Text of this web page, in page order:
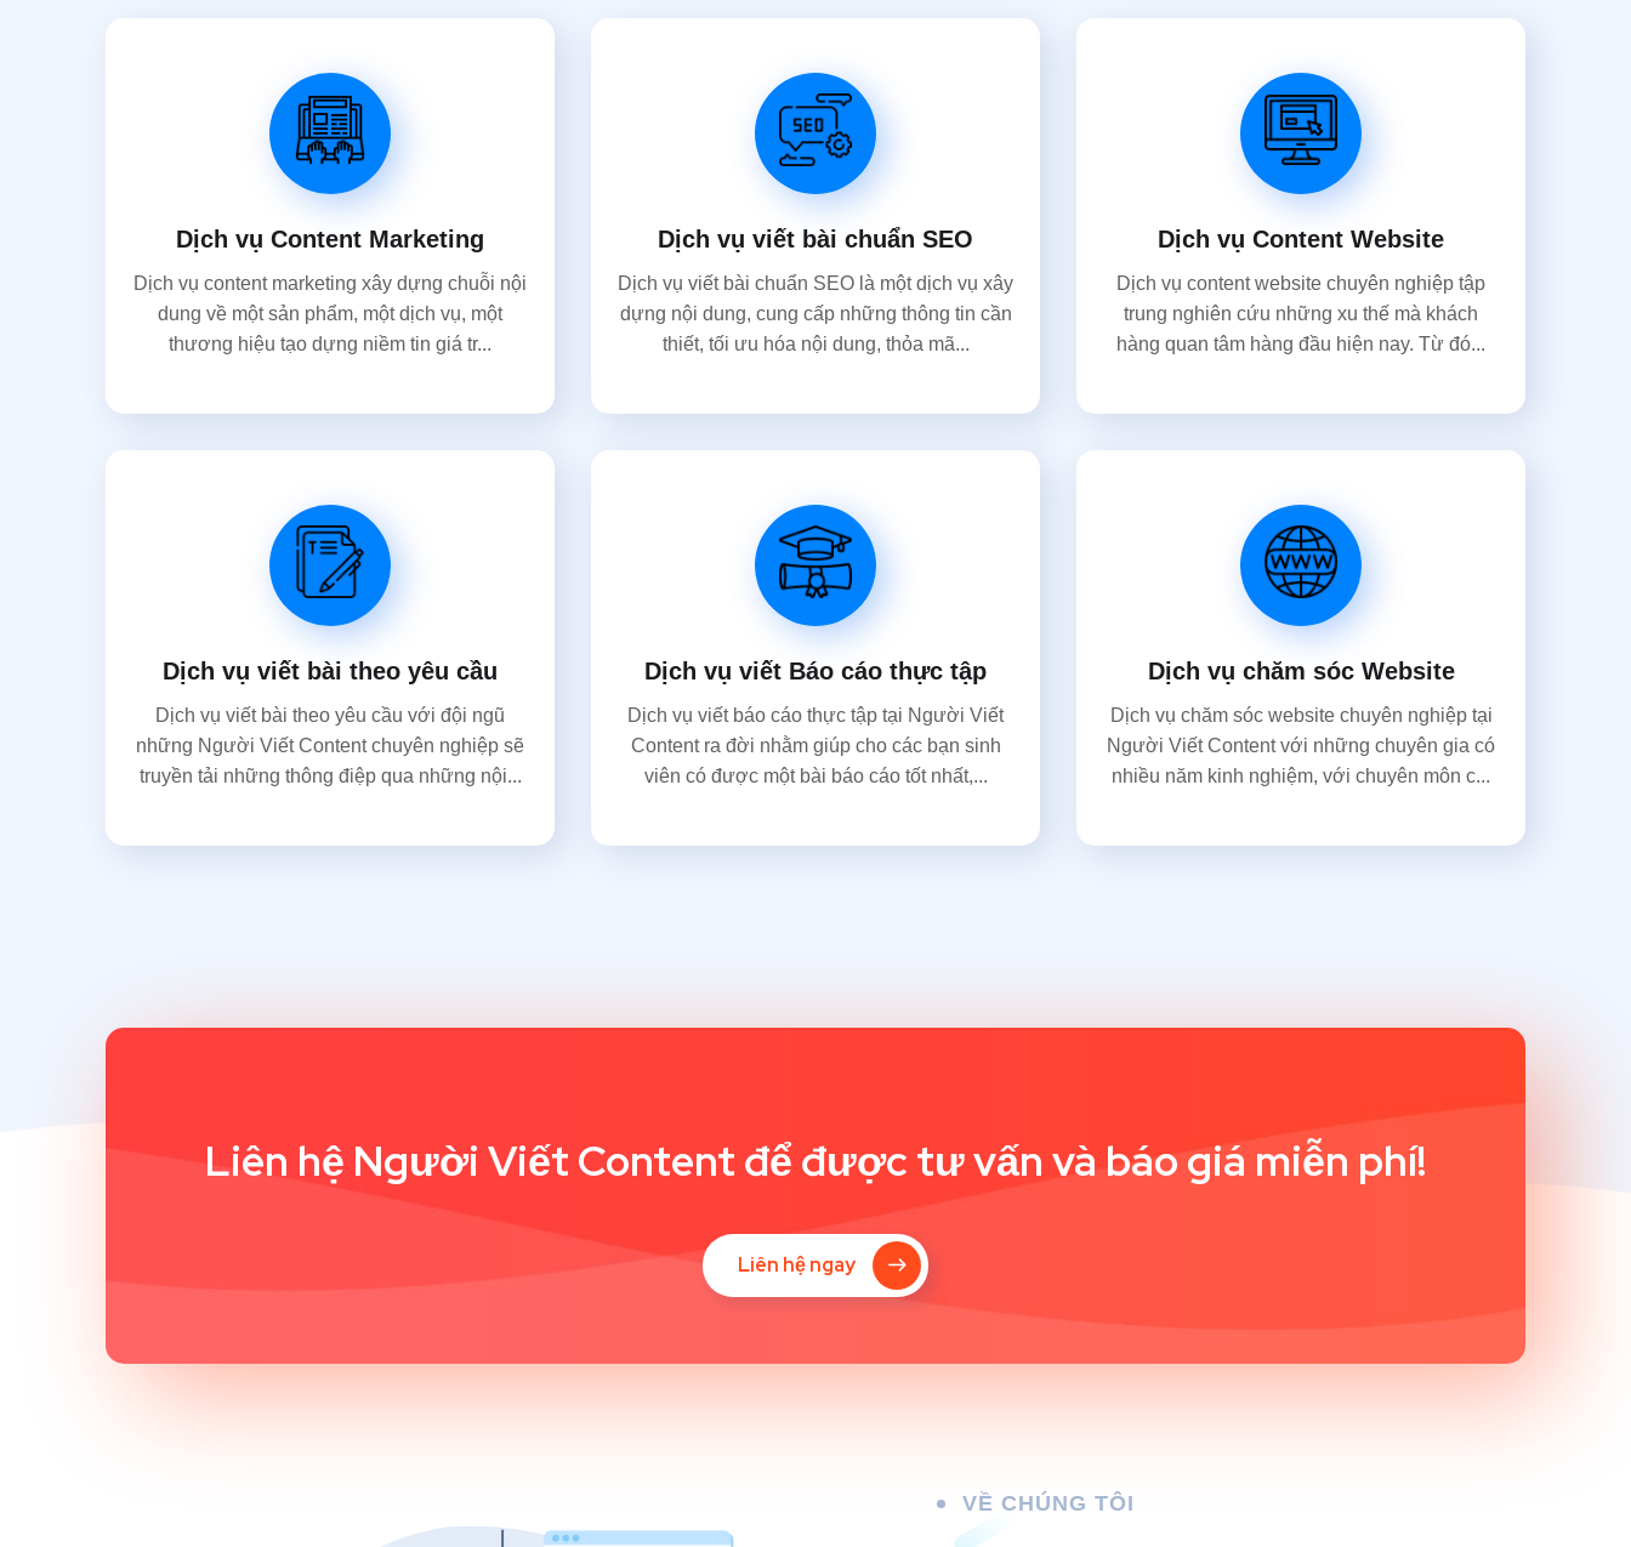
Dịch vụ Content Marketing
Dịch vụ content marketing xây dựng chuỗi nội
dung về một sản phẩm, một dịch vụ, một
thương hiệu tạo dựng niềm tin giá tr...
Dịch vụ viết bài chuẩn SEO
Dịch vụ viết bài chuẩn SEO là một dịch vụ xây
dựng nội dung, cung cấp những thông tin cần
thiết, tối ưu hóa nội dung, thỏa mã...
Dịch vụ Content Website
Dịch vụ content website chuyên nghiệp tập
trung nghiên cứu những xu thế mà khách
hàng quan tâm hàng đầu hiện nay. Từ đó...
Dịch vụ viết bài theo yêu cầu
Dịch vụ viết bài theo yêu cầu với đội ngũ
những Người Viết Content chuyên nghiệp sẽ
truyền tải những thông điệp qua những nội...
Dịch vụ viết Báo cáo thực tập
Dịch vụ viết báo cáo thực tập tại Người Viết
Content ra đời nhằm giúp cho các bạn sinh
viên có được một bài báo cáo tốt nhất,...
Dịch vụ chăm sóc Website
Dịch vụ chăm sóc website chuyên nghiệp tại
Người Viết Content với những chuyên gia có
nhiều năm kinh nghiệm, với chuyên môn c...
Liên hệ Người Viết Content để được tư vấn và báo giá miễn phí!
Liên hệ ngay
VỀ CHÚNG TÔI